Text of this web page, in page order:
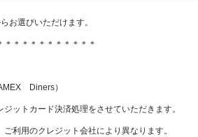
お選びいただけます。
＊＊＊＊＊＊＊＊＊＊＊
Diners）
ットカード決済処理をさせていただきます。
利用のクレジット会社により異なります。